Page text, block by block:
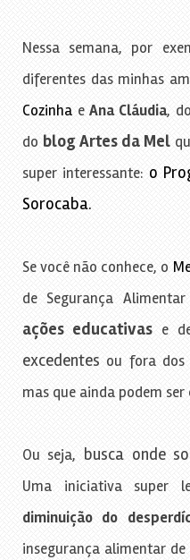
Nessa semana, por
diferentes das minhas
CozinhaeAna Cláudia, do
do blog Artes da Mel
super interessante: o
Sorocaba.
Se você não conhece, o
de Segurança
ações educativas e
excedentes ou fora dos
mas que ainda podem ser
Ou seja, busca onde
Uma iniciativa super
diminuição do
insegurança alimentar de